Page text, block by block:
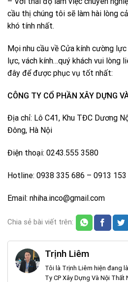
cầu thị chúng tôi sẽ làm hài lòng
khó tính nhất.
Mọi nhu cầu về Cửa kính cường
lực, vách kính…quý khách vui lòng
đây để được phục vụ tốt nhất:
CÔNG TY CỔ PHẦN XÂY DỰNG
Địa chỉ: Lô C41, Khu TĐC Dương
Đông, Hà Nội
Điện thoại: 0243.555 3580
Hotline: 0938 335 686 – 0913
Email: nhiha.inco@gmail.com
Chia sẻ bài viết trên:
Trịnh Liêm
Tôi là Trịnh Liêm hiện đang
Ty CP Xây Dựng Và Nội Thất